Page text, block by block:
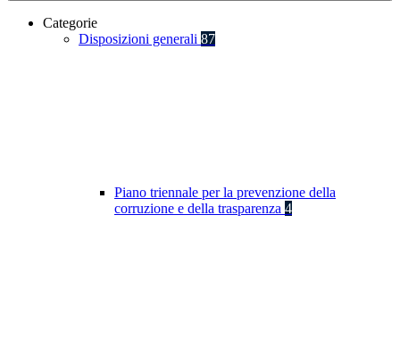
Categorie
Disposizioni generali 87
Piano triennale per la prevenzione della
corruzione e della trasparenza 4